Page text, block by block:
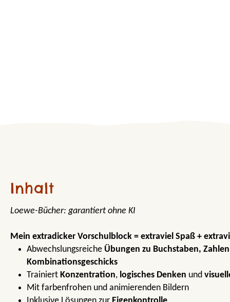
Inhalt
Loewe-Bücher: garantiert ohne KI
Mein extradicker Vorschulblock = extraviel Spaß +
Abwechslungsreiche Übungen zu Buchstaben,
Kombinationsgeschicks
Trainiert Konzentration, logisches Denken und
Mit farbenfrohen und animierenden Bildern